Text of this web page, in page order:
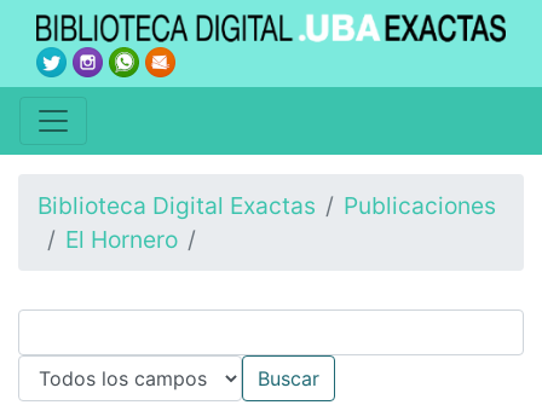
Biblioteca Digital Exactas
Publicaciones
El Hornero